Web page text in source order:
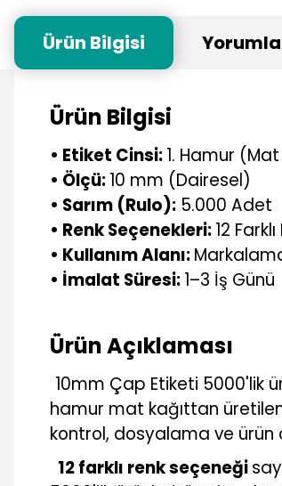
Ürün Bilgisi
Ürün Bilgisi
• Etiket Cinsi:1. Hamur
• Ölçü:10 mm (Dairesel)
• Sarım (Rulo): 5.000 Adet
• Renk Seçenekleri:12
• Kullanım Alanı:
• İmalat Süresi:1–3 İş Günü
Ürün Açıklaması
10mm Çap Etiketi 5000'lik
hamur mat kağıttan
kontrol, dosyalama ve ürün
12 farklı renk seçeneği